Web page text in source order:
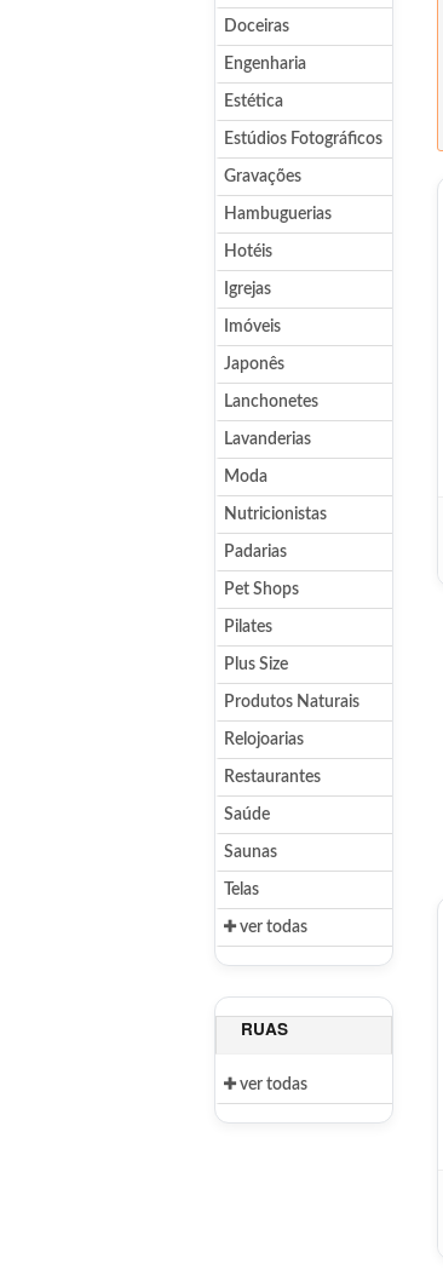
Doceiras
Engenharia
Estética
Estúdios Fotográficos
Gravações
Hambuguerias
Hotéis
Igrejas
Imóveis
Japonês
Lanchonetes
Lavanderias
Moda
Nutricionistas
Padarias
Pet Shops
Pilates
Plus Size
Produtos Naturais
Relojoarias
Restaurantes
Saúde
Saunas
Telas
ver todas
RUAS
ver todas